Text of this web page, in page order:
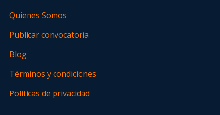
Quienes Somos
Publicar convocatoria
Blog
Términos y condiciones
Políticas de privacidad